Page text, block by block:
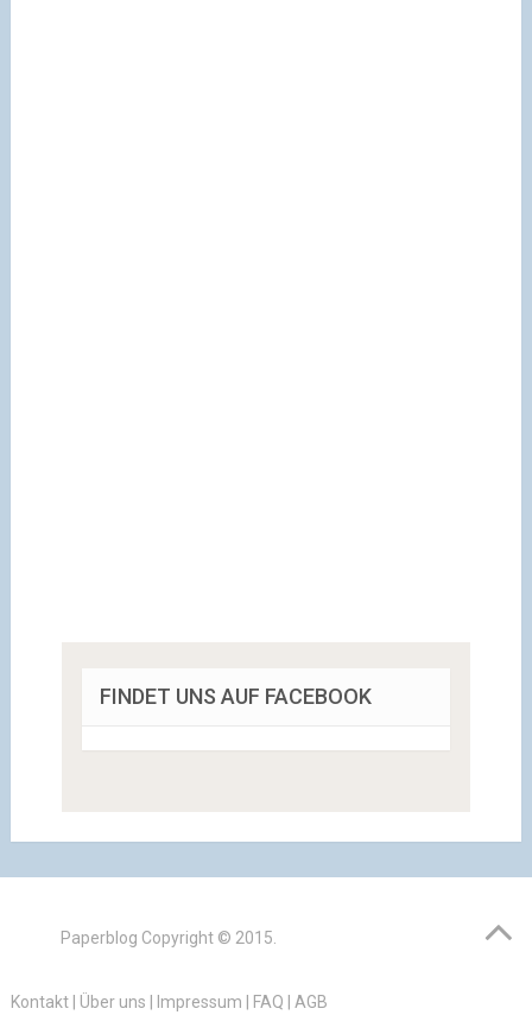
FINDET UNS AUF FACEBOOK
Paperblog Copyright © 2015.
Kontakt| Über uns Impressum FAQ AGB